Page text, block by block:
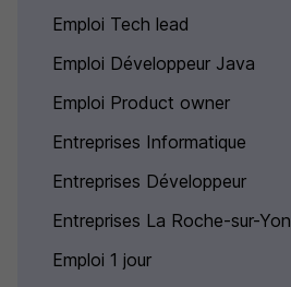
Emploi Tech lead
Emploi Développeur Java
Emploi Product owner
Entreprises Informatique
Entreprises Développeur
Entreprises La Roche-sur-Yon
Emploi 1 jour